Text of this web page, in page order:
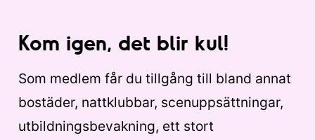
Kom igen, det blir kul!
Som medlem får du tillgång till bland annat
bostäder, nattklubbar, scenuppsättningar,
utbildningsbevakning, ett stort